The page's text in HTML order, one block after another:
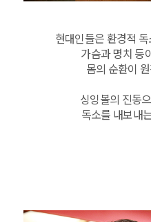
현대인들은 환경적
가슴과 명치 등
몸의 순환이
싱잉볼의 진동
독소를 내보내